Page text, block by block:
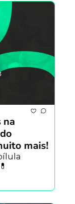
na
mais!